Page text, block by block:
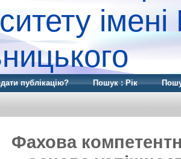
публікацію? Пошук : Рік
Фахова